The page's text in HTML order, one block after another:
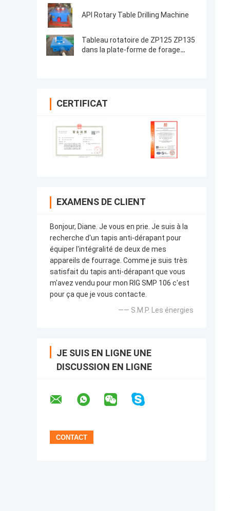
API Rotary Table Drilling Machine
Tableau rotatoire de ZP125 ZP135
dans la plate-forme de forage
CERTIFICAT
EXAMENS DE CLIENT
Bonjour, Diane. Je vous en prie. Je suis à la
recherche d'un tapis anti-dérapant pour
équiper l'intégralité de deux de mes
appareils de fourrage. Comme je suis très
satisfait du tapis anti-dérapant que vous
m'avez vendu pour mon RIG SMP 106 c'est
pour ça que je vous contacte.
—— S.M.P. Les énergies
JE SUIS EN LIGNE UNE
DISCUSSION EN LIGNE